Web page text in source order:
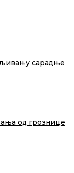
сарадње
од грознице